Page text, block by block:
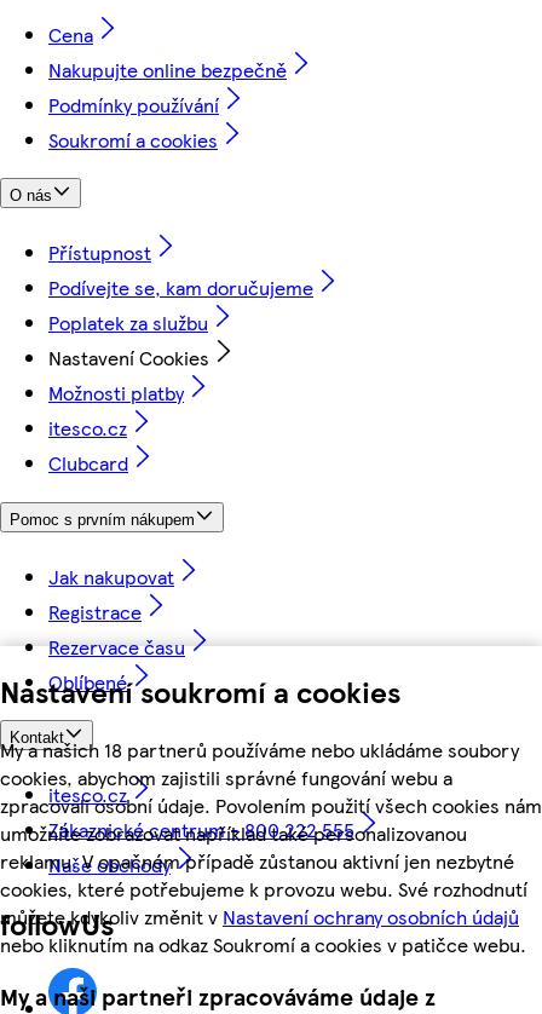
Nastavení soukromí a cookies
My a našich 18 partnerů používáme nebo ukládáme soubory
cookies, abychom zajistili správné fungování webu a
zpracovali osobní údaje. Povolením použití všech cookies nám
umožníte zobrazovat například také personalizovanou
reklamu. V opačném případě zůstanou aktivní jen nezbytné
cookies, které potřebujeme k provozu webu. Své rozhodnutí
můžete kdykoliv změnit v Nastavení ochrany osobních údajů
nebo kliknutím na odkaz Soukromí a cookies v patičce webu.
My a naši partneři zpracováváme údaje z
Cena
Nakupujte online bezpečně
Podmínky používání
Soukromí a cookies
O nás
Přístupnost
Podívejte se, kam doručujeme
Poplatek za službu
Nastavení Cookies
Možnosti platby
itesco.cz
Clubcard
Pomoc s prvním nákupem
Jak nakupovat
Registrace
Rezervace času
Oblíbené
Kontakt
itesco.cz
Zákaznické centrum - 800 222 555
Naše obchody
followUs